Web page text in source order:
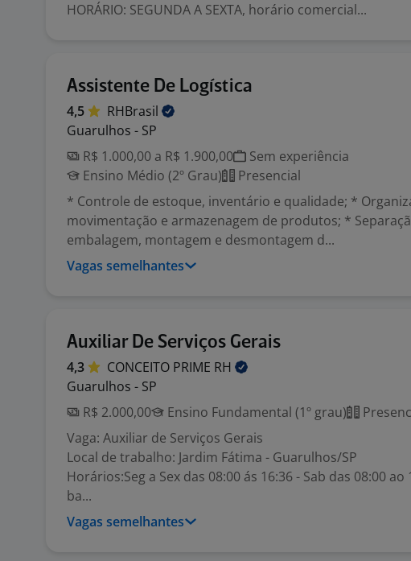
HORÁRIO: SEGUNDA A SEXTA, horário comercial...
Assistente De Logística
4,5
RHBrasil
Guarulhos - SP
R$ 1.000,00 a R$ 1.900,00
Sem experiência
Ensino Médio (2º Grau)
Presencial
* Controle de estoque, inventário e qualidade; *
movimentação e armazenagem de produtos; *
embalagem, montagem e desmontagem d...
Vagas semelhantes
Auxiliar De Serviços Gerais
4,3 CONCEITO PRIME RH
Guarulhos - SP
R$ 2.000,00
Ensino Fundamental (1º grau)
Vaga: Auxiliar de Serviços Gerais
Local de trabalho: Jardim Fátima - Guarulhos/SP
Horários:Seg a Sex das 08:00 ás 16:36 - Sab das 08:00 ao
ba...
Vagas semelhantes